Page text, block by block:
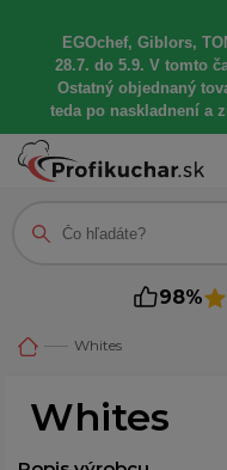
EGOchef, Giblors,
28.7. do 5.9. V tomto
Ostatný objednaný
teda po naskladnení a
98%
Whites
Whites